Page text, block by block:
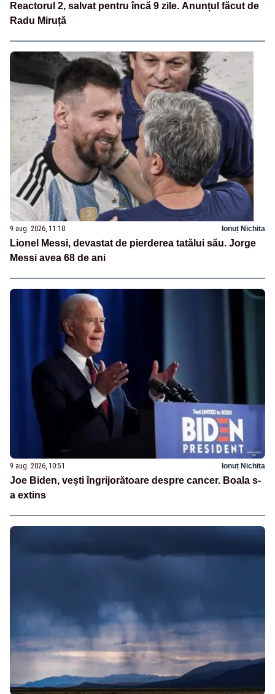
Reactorul 2, salvat pentru încă 9 zile. Anunțul făcut de
Radu Miruță
9 aug. 2026, 11:10 Ionuț Nichita
Lionel Messi, devastat de pierderea tatălui său. Jorge
Messi avea 68 de ani
9 aug. 2026, 10:51 Ionuț Nichita
Joe Biden, vești îngrijorătoare despre cancer. Boala s-
a extins